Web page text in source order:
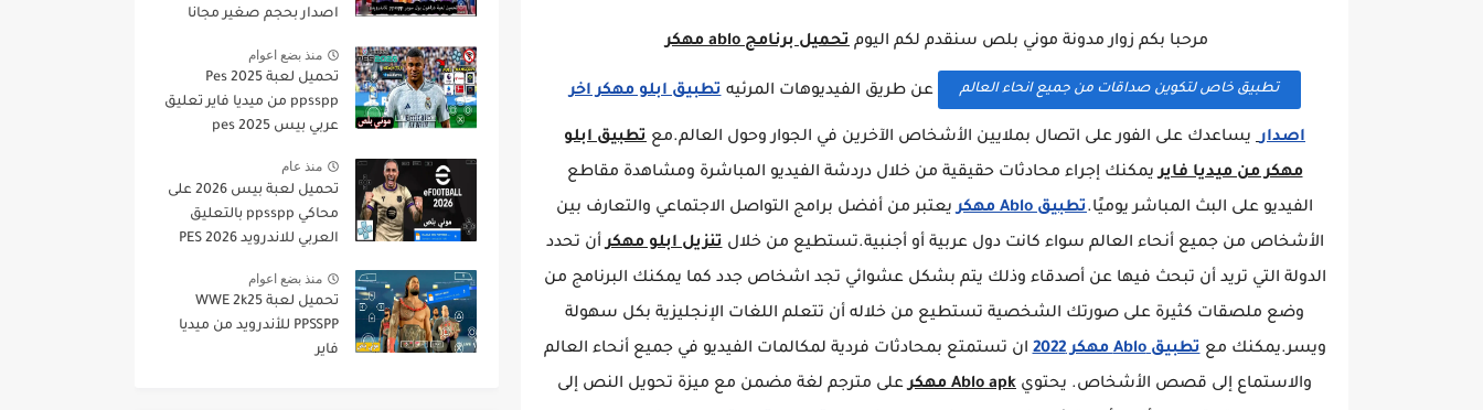
مرحبا بكم زوار مدونة موني بلص سنقدم لكم اليوم تحميل برنامج ablo مهكر
تطبيق خاص لتكوين صداقات من جميع انحاء العالم عن طريق الفيديوهات المرئيهتطبيق ابلو مهكر اخر
اصدار يساعدك على الفور على اتصال بملايين الأشخاص الآخرين في الجوار وحول العالم.مع تطبيق ابلو
مهكر من ميديا فايريمكنك إجراء محادثات حقيقية من خلال دردشة الفيديو المباشرة ومشاهدة مقاطع
الفيديو على البث المباشر يوميًا.تطبيق Ablo مهكر
يعتبر من أفضل برامج التواصل الاجتماعي والتعارف بين
الأشخاص من جميع أنحاء العالم سواء كانت دول عربية أو أجنبية.تستطيع من خلالتنزيل ابلو مهكرأن تحدد
الدولة التي تريد أن تبحث فيها عن أصدقاء وذلك يتم بشكل عشوائي تجد اشخاص جدد كما يمكنك البرنامج من
وضع ملصقات كثيرة على صورتك الشخصية تستطيع من خلاله أن تتعلم اللغات الإنجليزية بكل سهولة
ويسر.يمكنك معتطبيق Ablo مهكر 2022
ان تستمتع بمحادثات فردية لمكالمات الفيديو في جميع أنحاء العالم
والاستماع إلى قصص الأشخاص. يحتوي Ablo apk مهكر
على مترجم لغة مضمن مع ميزة تحويل النص إلى
اصدار بحجم صغير مجانا
psp من ميديا فاير
منذ بضع اعوام
تحميل لعبة Pes 2025
ppsspp من ميديا فاير تعليق
عربي بيس pes 2025
منذ عام
تحميل لعبة بيس 2026 على
محاكي ppsspp بالتعليق
العربي للاندرويد PES 2026
صغير من ميديا فاير
منذ بضع اعوام
تحميل لعبة WWE 2k25
PPSSPP للأندرويد من ميديا
فاير